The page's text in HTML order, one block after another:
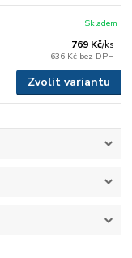
769 Kč/ks
636 Kč bez DPH
Skladem
Zvolit variantu